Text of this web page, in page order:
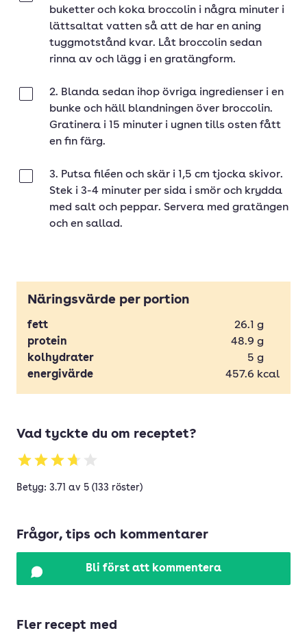
buketter och koka broccolin i några minuter i
lättsaltat vatten så att de har en aning
tuggmotstånd kvar. Låt broccolin sedan
rinna av och lägg i en gratängform.
2. Blanda sedan ihop övriga ingredienser i en
bunke och häll blandningen över broccolin.
Gratinera i 15 minuter i ugnen tills osten fått
en fin färg.
3. Putsa filéen och skär i 1,5 cm tjocka skivor.
Stek i 3-4 minuter per sida i smör och krydda
med salt och peppar. Servera med gratängen
och en sallad.
Näringsvärde per portion
fett 26.1 g
protein
48.9 g
kolhydrater
5 g
energivärde
457.6 kcal
Vad tyckte du om receptet?
Betyg: 3.71 av 5 (133 röster)
Frågor, tips och kommentarer
Bli först att kommentera
Fler recept med